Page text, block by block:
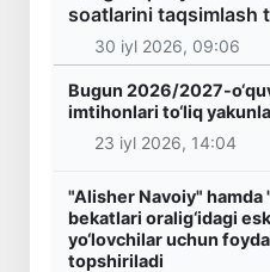
soatlarini taqsimlash
30 iyl 2026, 09:06
Bugun 2026/2027-
imtihonlari to‘liq
23 iyl 2026, 14:04
"Alisher Navoiy"
bekatlari oralig‘idagi
yo‘lovchilar uchun
topshiriladi